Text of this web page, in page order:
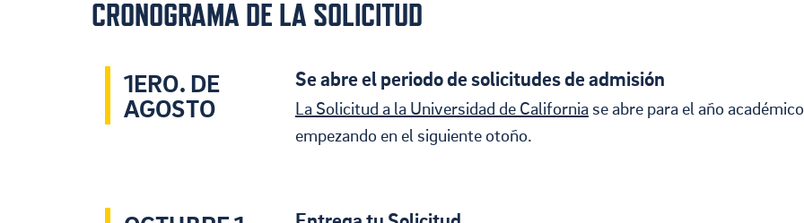
Location
Student Life
CRONOGRAMA DE LA SOLICITUD
1ERO. DE
AGOSTO
Se abre el periodo de solicitudes de admisión
La Solicitud a la Universidad de Californiase abre para el año académico
empezando en el siguiente otoño.